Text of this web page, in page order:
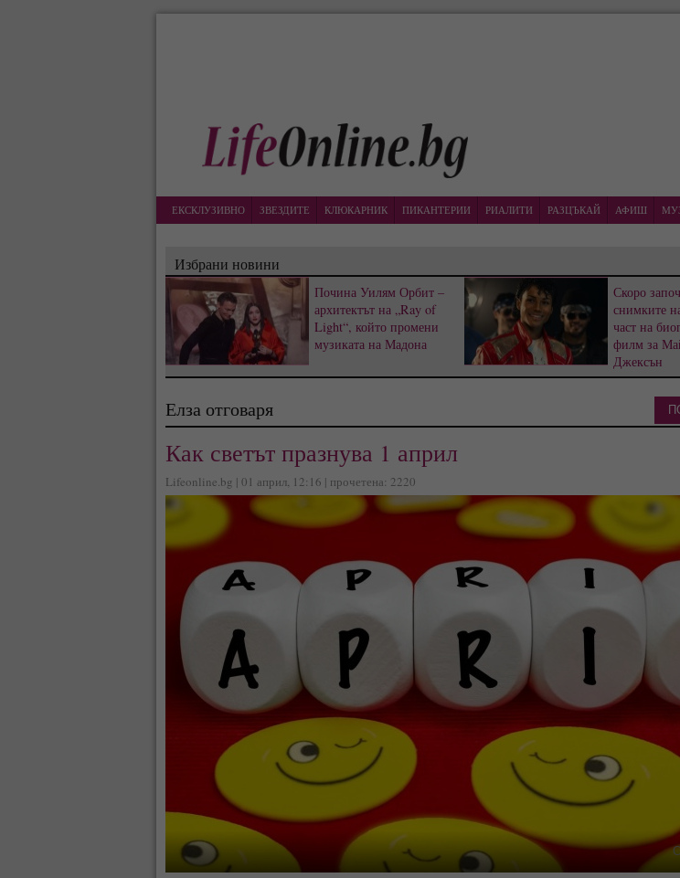
ЕКСКЛУЗИВНО ЗВЕЗДИТЕ КЛЮКАРНИК ПИКАНТЕРИИ РИАЛИТИ РАЗЦЪКАЙ АФИШ
Избрани новини
Почина Уилям Орбит –
архитектът на „Ray of
Light“, който промени
музиката на Мадона
Скоро
снимките
част на
филм за
Джексън
Елза отговаря
Как светът празнува 1 април
Lifeonline.bg | 01 април, 12:16 | прочетена: 2220